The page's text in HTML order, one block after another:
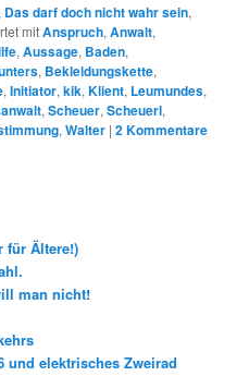
Das darf doch nicht wahr sein,
mitAnspruch,Anwalt,
,Aussage, Baden,
, Bekleidungskette,
,Initiator,kik,Klient, Leumundes,
,Scheuer,Scheuerl,
,Walter |2Kommentare
für Ältere!)
man nicht!
und elektrisches Zweirad